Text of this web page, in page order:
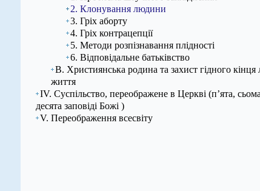
2. Клонування людини
3. Гріх аборту
4. Гріх контрацепції
5. Методи розпізнавання плідності
6. Відповідальне батьківство
В. Християнська родина та захист гідного кінця
життя
IV. Суспільство, переображене в Церкві (п’ята,
десята заповіді Божі )
V. Переображення всесвіту